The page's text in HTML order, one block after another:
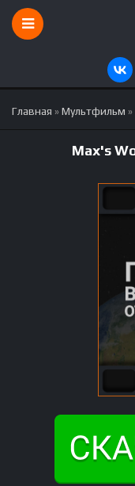
Главная »Мультфильм
Max's